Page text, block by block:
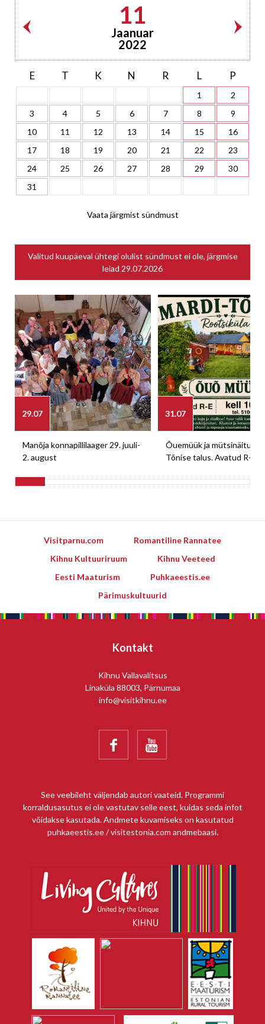
11
Jaanuar
2022
E T K N R L P
1
2
3
4 5 6 7 8
9
10
11 12 13 14 15
16
17
18 19 20 21 22
23
24
25 26 27 28 29
30
31
Vaata järgmist sündmust
Valitud kuupäeval ühtegi olulist sündmust ei ole, järgmise
leiad 29.07.2026
29.07
Manõja konnapillilaager 29. juuli-
2. august
31.07
Õuemüük ja mütsinäitus
Tõnise talus. Avatud R-E
Visitparnu.com
Romantiline Rannatee
Kihnu Kultuuriruum
Kihnu Veeteed
Eesti Maaturism
Puhkaeestis.ee
Pärimuskultuurid
Kontakt
Kihnu Vallavalitsus
Linaküla 88003, Pärnumaa
info@visitkihnu.ee
 
See veebileht väljendab autori vaateid. Programmi
korraldusasutus ei ole vastutav selle eest, kuidas seda infot
võidakse kasutada. Andmete kuvamiseks on kasutatud
puhkaeestis.ee / visitestonia.com andmebaasi.